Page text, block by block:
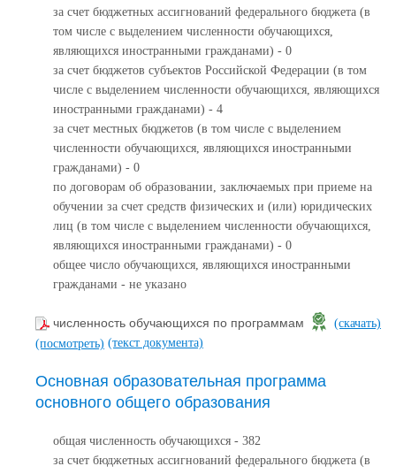
за счет бюджетных ассигнований федерального бюджета (в
том числе с выделением численности обучающихся,
являющихся иностранными гражданами) - 0
за счет бюджетов субъектов Российской Федерации (в том
числе с выделением численности обучающихся, являющихся
иностранными гражданами) - 4
за счет местных бюджетов (в том числе с выделением
численности обучающихся, являющихся иностранными
гражданами) - 0
по договорам об образовании, заключаемых при приеме на
обучении за счет средств физических и (или) юридических
лиц (в том числе с выделением численности обучающихся,
являющихся иностранными гражданами) - 0
общее число обучающихся, являющихся иностранными
гражданами - не указано
численность обучающихся по программам
(скачать)
(посмотреть) (текст документа)
Основная образовательная программа
основного общего образования
общая численность обучающихся - 382
за счет бюджетных ассигнований федерального бюджета (в